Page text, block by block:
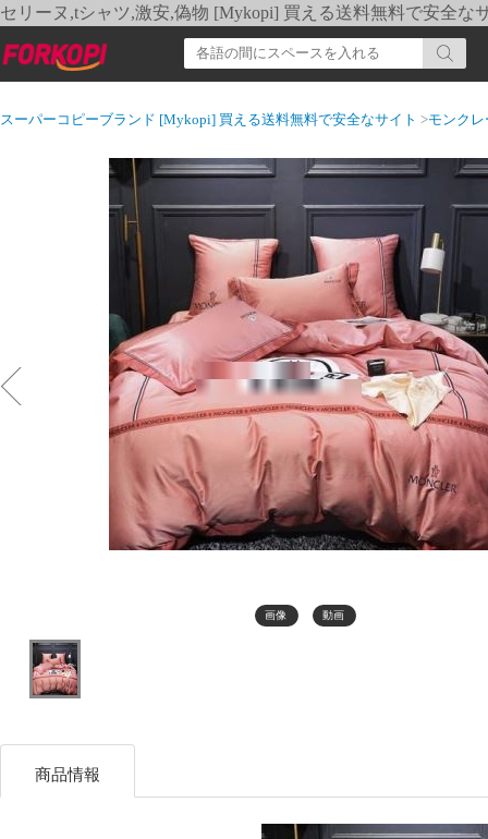
セリーヌ,tシャツ,激安,偽物 [Mykopi] 買える送料無料で安全な
スーパーコピーブランド [Mykopi] 買える送料無料で安全なサイト >モンク
画像 動画
商品情報